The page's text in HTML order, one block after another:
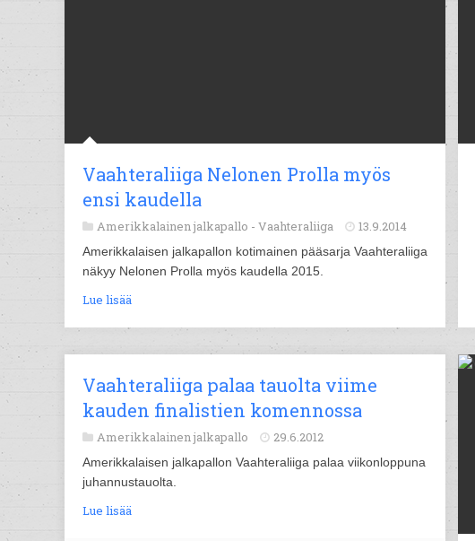
Vaahteraliiga Nelonen Prolla myös
ensi kaudella
Amerikkalainen jalkapallo - Vaahteraliiga 13.9.2014
Amerikkalaisen jalkapallon kotimainen pääsarja Vaahteraliiga
näkyy Nelonen Prolla myös kaudella 2015.
Lue lisää
Vaahteraliiga palaa tauolta viime
kauden finalistien komennossa
Amerikkalainen jalkapallo 29.6.2012
Amerikkalaisen jalkapallon Vaahteraliiga palaa viikonloppuna
juhannustauolta.
Lue lisää